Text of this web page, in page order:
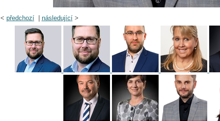
< předchozí| následující>